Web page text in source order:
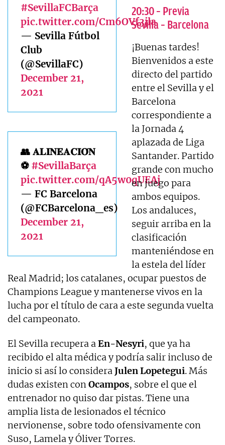
#SevillaFCBarça
pic.twitter.com/Cm6OVf3jla
— Sevilla Fútbol
Club
(@SevillaFC)
December 21,
2021
👥 𝐀𝐋𝐈𝐍𝐄𝐀𝐂𝐈𝐎́𝐍
⚽ #SevillaBarça
pic.twitter.com/qA5w0qUEAj
— FC Barcelona
(@FCBarcelona_es)
December 21,
2021
20:30 – Previa
Sevilla – Barcelona
¡Buenas tardes!
Bienvenidos a este
directo del partido
entre el Sevilla y el
Barcelona
correspondiente a
la Jornada 4
aplazada de Liga
Santander. Partido
grande con mucho
en juego para
ambos equipos.
Los andaluces,
seguir arriba en la
clasificación
manteniéndose en
la estela del líder
Real Madrid; los catalanes, ocupar puestos de
Champions League y mantenerse vivos en la
lucha por el título de cara a este segunda vuelta
del campeonato.
El Sevilla recupera aEn-Nesyri, que ya ha
recibido el alta médica y podría salir incluso de
inicio si así lo consideraJulen Lopetegui. Más
dudas existen conOcampos, sobre el que el
entrenador no quiso dar pistas. Tiene una
amplia lista de lesionados el técnico
nervionense, sobre todo ofensivamente con
Suso, Lamela y Óliver Torres.